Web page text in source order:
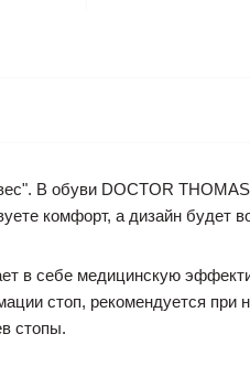
В обуви DOCTOR
комфорт, а дизайн будет
в себе медицинскую
стоп, рекомендуется при
стопы.